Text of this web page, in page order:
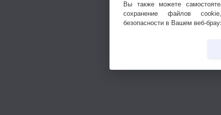
Вы также можете
сохранение файлов
безопасности в Вашем веб-